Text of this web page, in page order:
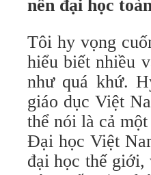
nền đại học
Tôi hy vọng
hiểu biết nhiều
như quá khứ.
giáo dục Việt
thể nói là cả
Đại học Việt
đại học thế giới,